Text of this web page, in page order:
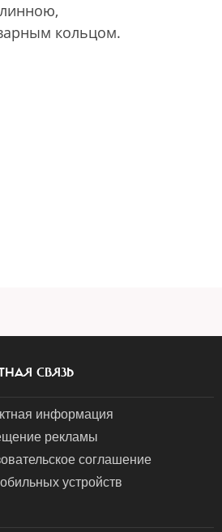
кольцом.
СВЯЗЬ
информация
рекламы
соглашение
устройств